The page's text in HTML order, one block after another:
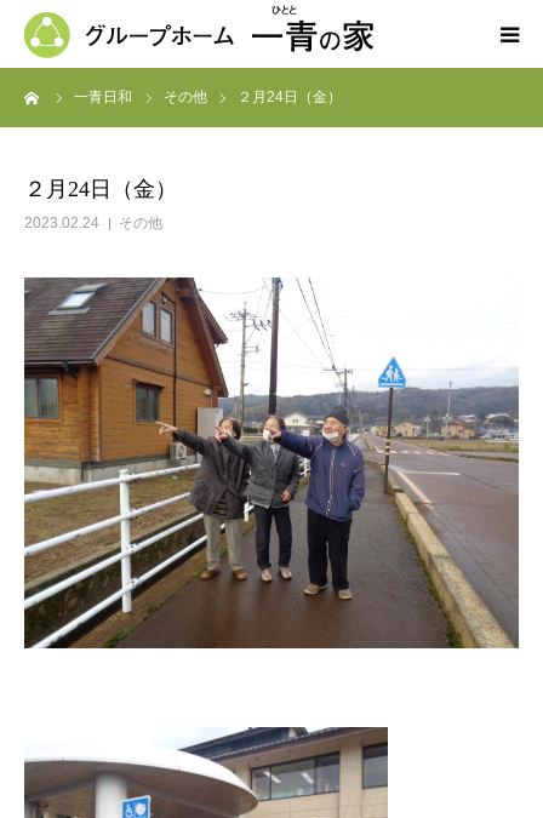
一青日和 その他 ２月24日（金）
２月24日（金）
2023.02.24 その他
ホーム
ブログ
よくある質問
お問い合わせ